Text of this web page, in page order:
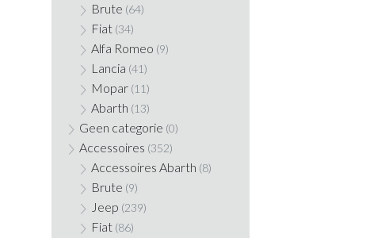
Brute (64)
Fiat (34)
Alfa Romeo (9)
Lancia (41)
Mopar (11)
Abarth (13)
Geen categorie (0)
Accessoires (352)
Accessoires Abarth (8)
Brute (9)
Jeep (239)
Fiat (86)